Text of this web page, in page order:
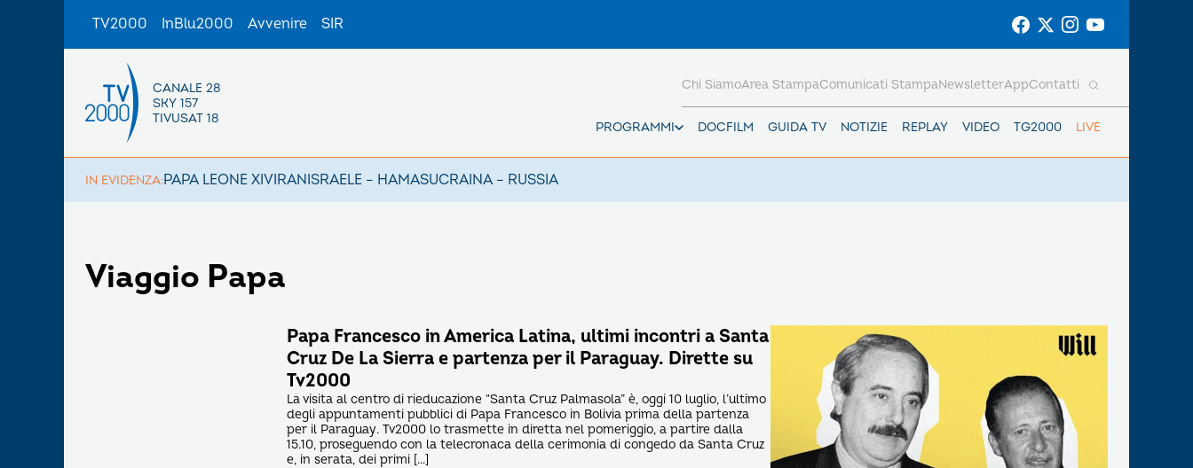
TV2000 InBlu2000 Avvenire SIR
CANALE 28
SKY 157
TIVUSAT 18
PROGRAMMI DOCFILM GUIDA TV NOTIZIE REPLAY VIDEO TG2000 LIVE
Chi SiamoArea StampaComunicati StampaNewsletterAppContatti
IN EVIDENZA:PAPA LEONE XIVIRANISRAELE – HAMASUCRAINA – RUSSIA
Viaggio Papa
Papa Francesco in America Latina, ultimi incontri a Santa
Cruz De La Sierra e partenza per il Paraguay. Dirette su
Tv2000
La visita al centro di rieducazione “Santa Cruz Palmasola” è, oggi 10 luglio, l’ultimo
degli appuntamenti pubblici di Papa Francesco in Bolivia prima della partenza
per il Paraguay. Tv2000 lo trasmette in diretta nel pomeriggio, a partire dalla
15.10, proseguendo con la telecronaca della cerimonia di congedo da Santa Cruz
e, in serata, dei primi […]